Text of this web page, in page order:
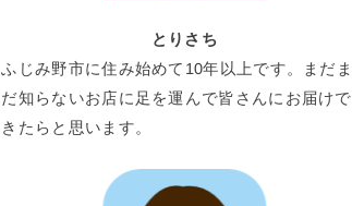
とりさち
ふじみ野市に住み始めて10年以上です。まだま
だ知らないお店に足を運んで皆さんにお届けで
きたらと思います。